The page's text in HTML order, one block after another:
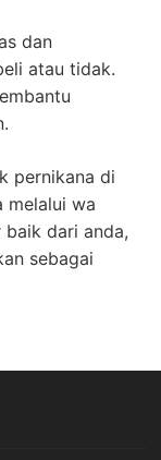
dan
atau tidak.
pernikana di
melalui wa
baik dari anda,
sebagai